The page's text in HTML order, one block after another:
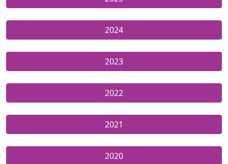
2024
2023
2022
2021
2020